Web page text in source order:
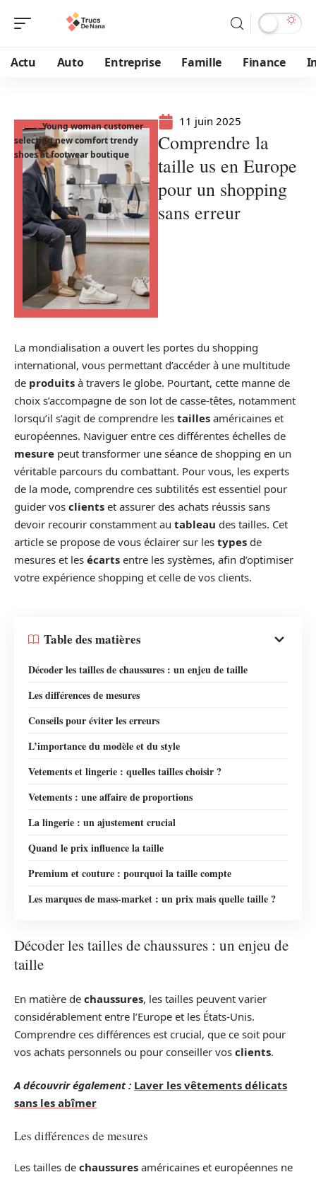
Actu Auto Entreprise Famille Finance
Young woman customer
selecting new comfort trendy
shoes at footwear boutique
11 juin 2025
Comprendre la
taille us en Europe
pour un shopping
sans erreur
La mondialisation a ouvert les portes du shopping
international, vous permettant d’accéder à une multitude
de produits à travers le globe. Pourtant, cette manne de
choix s’accompagne de son lot de casse-têtes, notamment
lorsqu’il s’agit de comprendre les tailles américaines et
européennes. Naviguer entre ces différentes échelles de
mesure peut transformer une séance de shopping en un
véritable parcours du combattant. Pour vous, les experts
de la mode, comprendre ces subtilités est essentiel pour
guider vos clients et assurer des achats réussis sans
devoir recourir constamment au tableau des tailles. Cet
article se propose de vous éclairer sur les types de
mesures et les écarts entre les systèmes, afin d’optimiser
votre expérience shopping et celle de vos clients.
Table des matières
Décoder les tailles de chaussures : un enjeu de taille
Les différences de mesures
Conseils pour éviter les erreurs
L’importance du modèle et du style
Vetements et lingerie : quelles tailles choisir ?
Vetements : une affaire de proportions
La lingerie : un ajustement crucial
Quand le prix influence la taille
Premium et couture : pourquoi la taille compte
Les marques de mass-market : un prix mais quelle taille ?
Décoder les tailles de chaussures : un enjeu de
taille
En matière de chaussures, les tailles peuvent varier
considérablement entre l’Europe et les États-Unis.
Comprendre ces différences est crucial, que ce soit pour
vos achats personnels ou pour conseiller vos clients.
A découvrir également : Laver les vêtements délicats
sans les abîmer
Les différences de mesures
Les tailles de chaussures américaines et européennes ne